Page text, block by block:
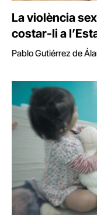
La violència
costar-li a
Pablo Gutiérrez de